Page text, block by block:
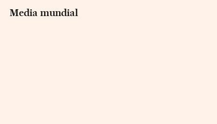
Media mundial